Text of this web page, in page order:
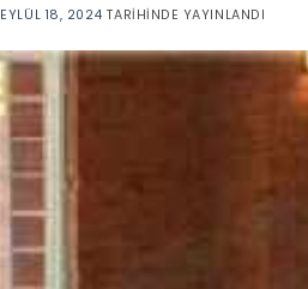
EYLÜL 18, 2024 TARIHINDE YAYINLANDI